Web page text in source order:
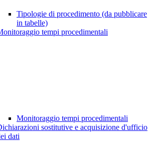
Tipologie di procedimento (da pubblicare
in tabelle)
tempi procedimentali
Monitoraggio tempi procedimentali
sostitutive e acquisizione d'ufficio
dati